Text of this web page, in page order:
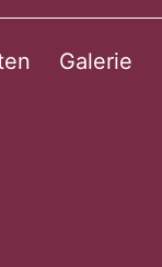
Galerie